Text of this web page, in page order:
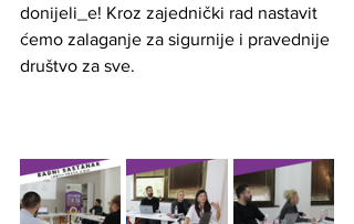
donijeli_e! Kroz zajednički rad nastavit
ćemo zalaganje za sigurnije i pravednije
društvo za sve.